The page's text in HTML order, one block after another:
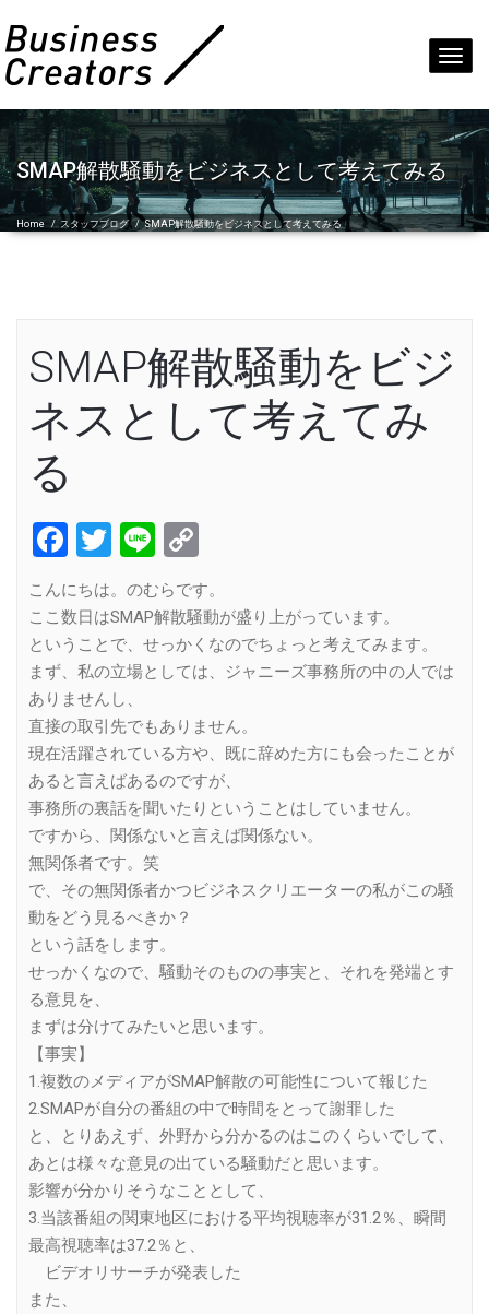
SMAP解散騒動をビジネスとして考えてみる
Home / スタッフブログ /SMAP解散騒動をビジネスとして考えてみる
SMAP解散騒動をビジ
ネスとして考えてみ
る
Facebook
Twitter
Line
Link
こんにちは。のむらです。
ここ数日はSMAP解散騒動が盛り上がっています。
ということで、せっかくなのでちょっと考えてみます。
まず、私の立場としては、ジャニーズ事務所の中の人では
ありませんし、
直接の取引先でもありません。
現在活躍されている方や、既に辞めた方にも会ったことが
あると言えばあるのですが、
事務所の裏話を聞いたりということはしていません。
ですから、関係ないと言えば関係ない。
無関係者です。笑
で、その無関係者かつビジネスクリエーターの私がこの騒
動をどう見るべきか？
という話をします。
せっかくなので、騒動そのものの事実と、それを発端とす
る意見を、
まずは分けてみたいと思います。
【事実】
1.複数のメディアがSMAP解散の可能性について報じた
2.SMAPが自分の番組の中で時間をとって謝罪した
と、とりあえず、外野から分かるのはこのくらいでして、
あとは様々な意見の出ている騒動だと思います。
影響が分かりそうなこととして、
3.当該番組の関東地区における平均視聴率が31.2％、瞬間
最高視聴率は37.2％と、
ビデオリサーチが発表した
また、